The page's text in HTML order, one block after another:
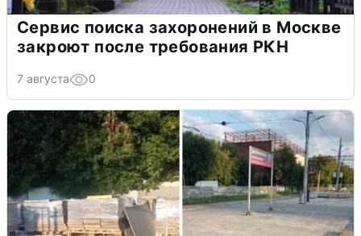
Сервис поиска захоронений в Москве
закроют после требования РКН
7 августа 0